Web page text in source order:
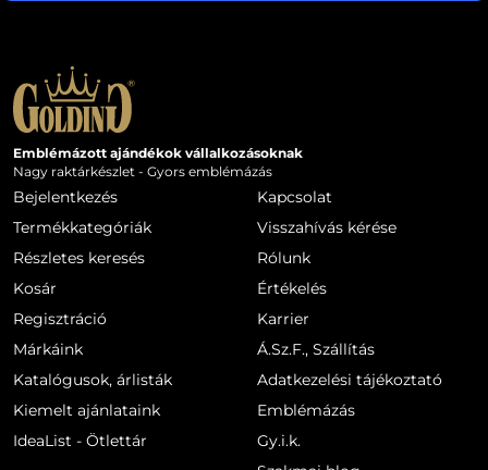
Emblémázott ajándékok vállalkozásoknak
Nagy raktárkészlet - Gyors emblémázás
Bejelentkezés
Termékkategóriák
Részletes keresés
Kosár
Regisztráció
Kapcsolat
Visszahívás kérése
Rólunk
Értékelés
Karrier
Márkáink
Katalógusok, árlisták
Kiemelt ajánlataink
IdeaList - Ötlettár
Á.Sz.F., Szállítás
Adatkezelési tájékoztató
Emblémázás
Gy.i.k.